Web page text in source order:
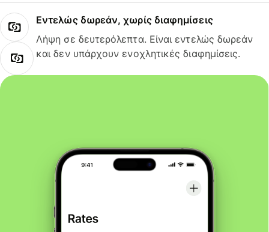
Εντελώς δωρεάν, χωρίς διαφημίσεις
Λήψη σε δευτερόλεπτα. Είναι εντελώς δωρεάν
και δεν υπάρχουν ενοχλητικές διαφημίσεις.